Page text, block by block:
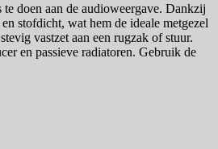
doen aan de audioweergave. Dankzij
stofdicht, wat hem de ideale metgezel
vastzet aan een rugzak of stuur.
en passieve radiatoren. Gebruik de